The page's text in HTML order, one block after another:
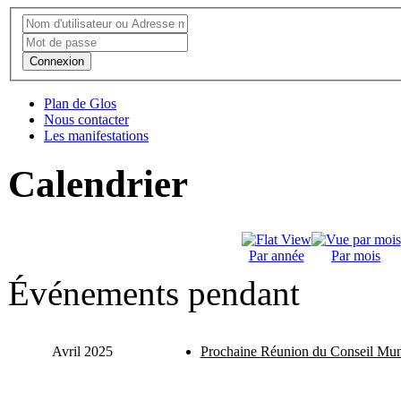
Connexion
Plan de Glos
Nous contacter
Les manifestations
Calendrier
Par année Par mois
Événements pendant
Avril 2025 Prochaine Réunion du Conseil